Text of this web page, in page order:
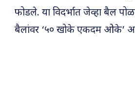
फोडले. या विदर्भात जेव्हा बैल
बैलांवर ‘५० खोके एकदम ओके’